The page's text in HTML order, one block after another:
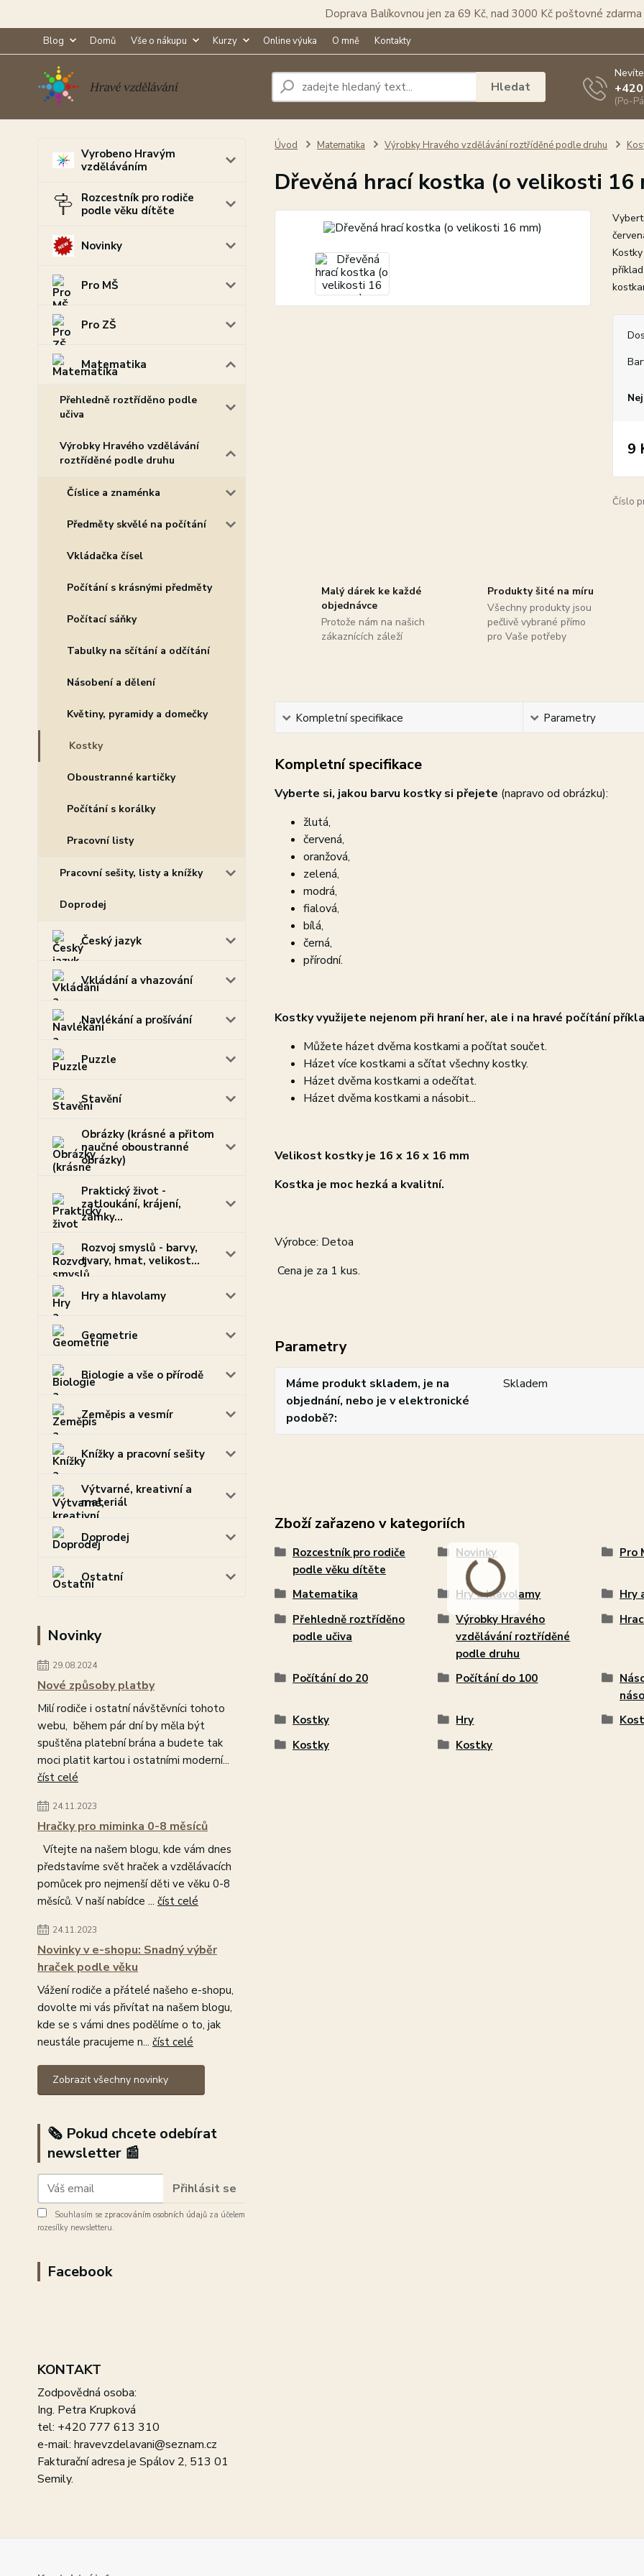
Doprava Balíkovnou jen za 69 Kč, nad 3000 Kč poštovné zdarma
Blog Domů Vše o nákupu Kurzy Online výuka O mně Kontakty
Hledat
(Po-
Vyrobeno Hravým
vzděláváním
Rozcestník pro rodiče
podle věku dítěte
Novinky
Pro MŠ
Pro ZŠ
Matematika
Přehledně roztříděno podle
učiva
Výrobky Hravého vzdělávání
roztříděné podle druhu
Číslice a znaménka
Předměty skvělé na počítání
Vkládačka čísel
Počítání s krásnými předměty
Počítací sáňky
Tabulky na sčítání a odčítání
Násobení a dělení
Květiny, pyramidy a domečky
Kostky
Oboustranné kartičky
Počítání s korálky
Pracovní listy
Pracovní sešity, listy a knížky
Doprodej
Český jazyk
Vkládání a vhazování
Navlékání a prošívání
Puzzle
Stavění
Obrázky (krásné a přitom
naučné oboustranné
obrázky)
Praktický život -
zatloukání, krájení,
zámky...
Rozvoj smyslů - barvy,
tvary, hmat, velikost...
Hry a hlavolamy
Geometrie
Biologie a vše o přírodě
Zeměpis a vesmír
Knížky a pracovní sešity
Výtvarné, kreativní a
materiál
Doprodej
Ostatní
Novinky
29.08.2024
Nové způsoby platby
Milí rodiče i ostatní návštěvníci tohoto
webu, během pár dní by měla být
spuštěna platební brána a budete tak
moci platit kartou i ostatními moderní...
číst celé
24.11.2023
Hračky pro miminka 0-8 měsíců
Vítejte na našem blogu, kde vám dnes
představíme svět hraček a vzdělávacích
pomůcek pro nejmenší děti ve věku 0-8
měsíců. V naší nabídce ... číst celé
24.11.2023
Novinky v e-shopu: Snadný výběr
hraček podle věku
Vážení rodiče a přátelé našeho e-shopu,
dovolte mi vás přivítat na našem blogu,
kde se s vámi dnes podělíme o to, jak
neustále pracujeme n... číst celé
Zobrazit všechny novinky
🗞️ Pokud chcete odebírat
newsletter 📰
Přihlásit se
Souhlasím se zpracováním osobních údajů za účelem
rozesílky newsletteru.
Facebook
KONTAKT
Zodpovědná osoba:
Ing. Petra Krupková
tel: +420 777 613 310
e-mail: hravevzdelavani@seznam.cz
Fakturační adresa je Spálov 2, 513 01
Semily.
Úvod Matematika Výrobky Hravého vzdělávání roztříděné podle druhu
Dřevěná hrací kostka (o velikosti 16
9
Číslo
Malý dárek ke každé
objednávce
Protože nám na našich
zákaznících záleží
Produkty šité na míru
Všechny produkty jsou
pečlivě vybrané přímo
pro Vaše potřeby
Kompletní specifikace Parametry
Kompletní specifikace
Vyberte si, jakou barvu kostky si přejete (napravo od obrázku):
žlutá,
červená,
oranžová,
zelená,
modrá,
fialová,
bílá,
černá,
přírodní.
Kostky využijete nejenom při hraní her, ale i na hravé počítání
Můžete házet dvěma kostkami a počítat součet.
Házet více kostkami a sčítat všechny kostky.
Házet dvěma kostkami a odečítat.
Házet dvěma kostkami a násobit...
Velikost kostky je 16 x 16 x 16 mm
Kostka je moc hezká a kvalitní.
Výrobce: Detoa
Cena je za 1 kus.
Parametry
Máme produkt skladem, je na
objednání, nebo je v elektronické
podobě?
Skladem
Zboží zařazeno v kategoriích
Rozcestník pro rodiče
podle věku dítěte
Novinky Pro
Matematika Hry a hlavolamy
Hry
Přehledně roztříděno
podle učiva
Výrobky Hravého
vzdělávání roztříděné
podle druhu
Počítání do 20 Počítání do 100
Kostky
Hry
Kostky
Kostky